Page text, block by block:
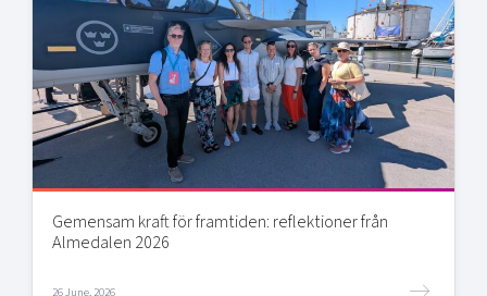
Gemensam kraft för framtiden: reflektioner från
Almedalen 2026
26 June, 2026